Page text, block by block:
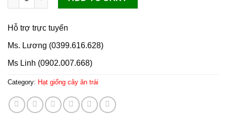
Hỗ trợ trực tuyến
Ms. Lương (0399.616.628)
Ms Linh (0902.007.668)
Category: Hạt giống cây ăn trái